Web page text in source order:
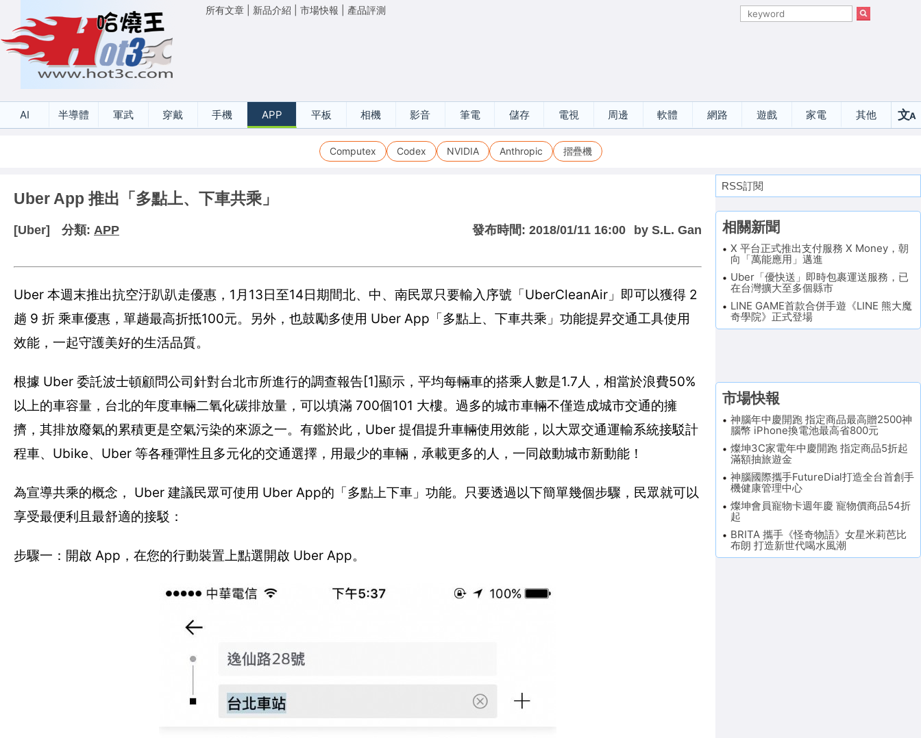
所有文章 新品介紹 市場快報 產品評測
AI 半導體 軍武 穿戴 手機 APP 平板 相機 影音 筆電 儲存 電視 周邊 軟體 網路 遊戲 家電 其他 文A
Computex Codex NVIDIA Anthropic 摺疊機
Uber App 推出「多點上、下車共乘」
[Uber] 分類: APP 發布時間: 2018/01/11 16:00 by S.L. Gan
Uber 本週末推出抗空汙趴趴走優惠，1月13日至14日期間北、中、南民眾只要輸入序號「UberCleanAir」即可以獲得 2
趟 9 折 乘車優惠，單趟最高折抵100元。另外，也鼓勵多使用 Uber App「多點上、下車共乘」功能提昇交通工具使用
效能，一起守護美好的生活品質。
根據 Uber 委託波士頓顧問公司針對台北市所進行的調查報告[1]顯示，平均每輛車的搭乘人數是1.7人，相當於浪費50%
以上的車容量，台北的年度車輛二氧化碳排放量，可以填滿 700個101 大樓。過多的城市車輛不僅造成城市交通的擁
擠，其排放廢氣的累積更是空氣污染的來源之一。有鑑於此，Uber 提倡提升車輛使用效能，以大眾交通運輸系統接駁計
程車、Ubike、Uber 等各種彈性且多元化的交通選擇，用最少的車輛，承載更多的人，一同啟動城市新動能！
為宣導共乘的概念， Uber 建議民眾可使用 Uber App的「多點上下車」功能。只要透過以下簡單幾個步驟，民眾就可以
享受最便利且最舒適的接駁：
步驟一：開啟 App，在您的行動裝置上點選開啟 Uber App。
RSS訂閱
相關新聞
X 平台正式推出支付服務 X Money，朝
向「萬能應用」邁進
Uber「優快送」即時包裹運送服務，已
在台灣擴大至多個縣市
LINE GAME首款合併手遊《LINE 熊大魔
奇學院》正式登場
市場快報
神腦年中慶開跑 指定商品最高贈2500神
腦幣 iPhone換電池最高省800元
燦坤3C家電年中慶開跑 指定商品5折起
滿額抽旅遊金
神腦國際攜手FutureDial打造全台首創手
機健康管理中心
燦坤會員寵物卡週年慶 寵物價商品54折
起
BRITA 攜手《怪奇物語》女星米莉芭比
布朗 打造新世代喝水風潮